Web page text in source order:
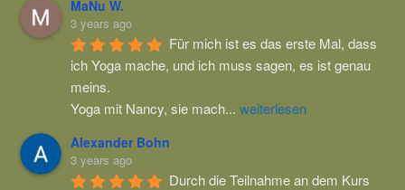
MaNu W.
3 years ago
Für mich ist es das erste Mal, dass
ich Yoga mache, und ich muss sagen, es ist genau
meins.
Yoga mit Nancy, sie mach...weiterlesen
Alexander Bohn
3 years ago
Durch die Teilnahme an dem Kurs